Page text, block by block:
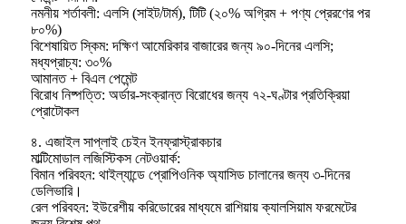
নমনীয় শর্তাবলী: এলসি (সাইট/টার্ম), টিটি (২০% অগ্রিম + পণ্য প্রেরণের পর
৮০%)
বিশেষায়িত স্কিম: দক্ষিণ আমেরিকার বাজারের জন্য ৯০-দিনের এলসি;
মধ্যপ্রাচ্য: ৩০%
আমানত + বিএল পেমেন্ট
বিরোধ নিষ্পত্তি: অর্ডার-সংক্রান্ত বিরোধের জন্য ৭২-ঘণ্টার প্রতিক্রিয়া
প্রোটোকল
৪. এজাইল সাপ্লাই চেইন ইনফ্রাস্ট্রাকচার
মাল্টিমোডাল লজিস্টিকস নেটওয়ার্ক:
বিমান পরিবহন: থাইল্যান্ডে প্রোপিওনিক অ্যাসিড চালানের জন্য ৩-দিনের
ডেলিভারি।
রেল পরিবহন: ইউরেশীয় করিডোরের মাধ্যমে রাশিয়ায় ক্যালসিয়াম ফরমেটের